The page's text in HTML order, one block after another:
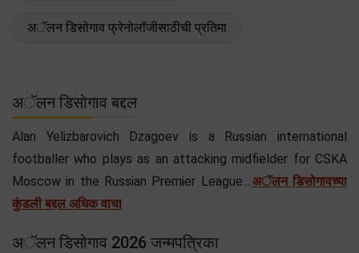
अॅलन डिसोगाव फ्रेनोलॉजीसाठीची प्रतिमा
अॅलन डिसोगाव बद्दल
Alan Yelizbarovich Dzagoev is a Russian international
footballer who plays as an attacking midfielder for CSKA
Moscow in the Russian Premier League....अॅलन डिसोगावच्या
कुंडली बद्दल अधिक वाचा
अॅलन डिसोगाव 2026 जन्मपत्रिका